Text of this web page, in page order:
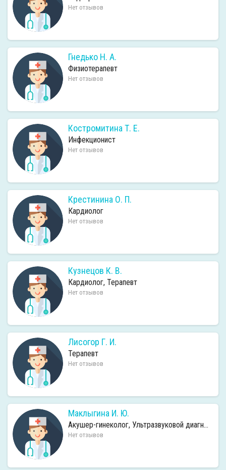
Нет отзывов
Гнедько Н. А.
Физиотерапевт
Нет отзывов
Костромитина Т. Е.
Инфекционист
Нет отзывов
Крестинина О. П.
Кардиолог
Нет отзывов
Кузнецов К. В.
Кардиолог, Терапевт
Нет отзывов
Лисогор Г. И.
Терапевт
Нет отзывов
Маклыгина И. Ю.
Акушер-гинеколог, Ультразвуковой диагност (УЗИ)
Нет отзывов